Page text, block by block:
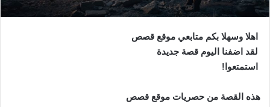
اهلا وسهلا بكم متابعي موقع قصص
لقد اضفنا اليوم قصة جديدة
استمتعوا!
هذه القصة من حصريات موقع قصص